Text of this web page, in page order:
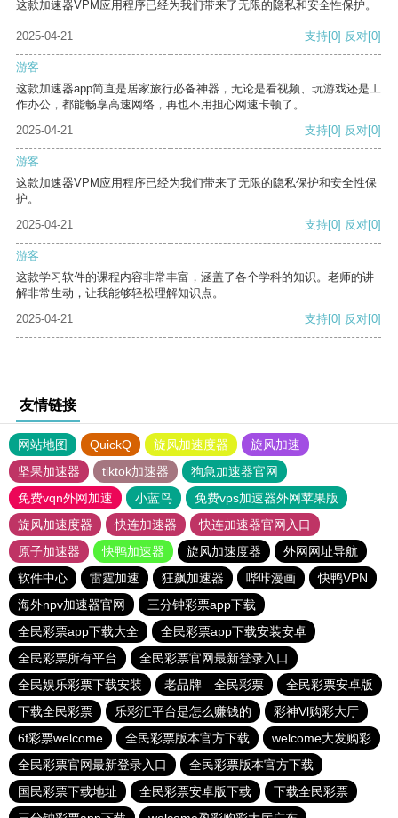
这款加速器VPM应用程序已经为我们带来了无限的隐私和安全性保护。
2025-04-21 支持[0] 反对[0]
游客
这款加速器app简直是居家旅行必备神器，无论是看视频、玩游戏还是工
作办公，都能畅享高速网络，再也不用担心网速卡顿了。
2025-04-21
支持[0] 反对[0]
游客
这款加速器VPM应用程序已经为我们带来了无限的隐私保护和安全性保
护。
2025-04-21
支持[0] 反对[0]
游客
这款学习软件的课程内容非常丰富，涵盖了各个学科的知识。老师的讲
解非常生动，让我能够轻松理解知识点。
2025-04-21
支持[0] 反对[0]
友情链接
网站地图 QuickQ 旋风加速度器
旋风加速
坚果加速器
tiktok加速器
狗急加速器官网
免费vqn外网加速
小蓝鸟
免费vps加速器外网苹果版
旋风加速度器
快连加速器
快连加速器官网入口
原子加速器
快鸭加速器 旋风加速度器
外网网址导航
软件中心
雷霆加速 狂飙加速器 哔咔漫画
快鸭VPN
海外npv加速器官网
三分钟彩票app下载
全民彩票app下载大全
全民彩票app下载安装安卓
全民彩票所有平台
全民彩票官网最新登录入口
全民娱乐彩票下载安装
老品牌—全民彩票
全民彩票安卓版
下载全民彩票
乐彩汇平台是怎么赚钱的
彩神Vl购彩大厅
6f彩票welcome
全民彩票版本官方下载
welcome大发购彩
全民彩票官网最新登录入口
全民彩票版本官方下载
国民彩票下载地址
全民彩票安卓版下载
下载全民彩票